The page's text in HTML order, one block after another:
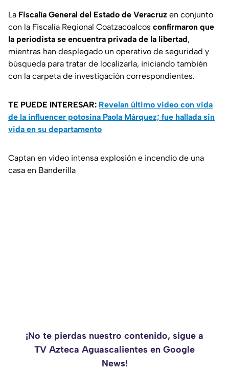
La Fiscalía General del Estado de Veracruz en conjunto
con la Fiscalía Regional Coatzacoalcos confirmaron que
la periodista se encuentra privada de la libertad,
mientras han desplegado un operativo de seguridad y
búsqueda para tratar de localizarla, iniciando también
con la carpeta de investigación correspondientes.
TE PUEDE INTERESAR: Revelan último video con vida
de la influencer potosina Paola Márquez; fue hallada sin
vida en su departamento
Captan en video intensa explosión e incendio de una
casa en Banderilla
¡No te pierdas nuestro contenido, sigue a
TV Azteca Aguascalientes en Google
News!